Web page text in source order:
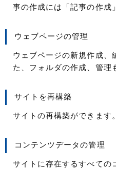
事の作成には「記事の作成
ウェブページの管理
ウェブページの新規作成、
た、フォルダの作成、管理
サイトを再構築
サイトの再構築ができます。
コンテンツデータの管理
サイトに存在するすべての